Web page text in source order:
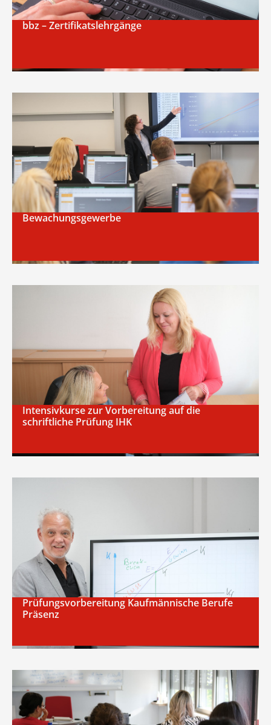
bbz – Zertifikatslehrgänge
Bewachungsgewerbe
Intensivkurse zur Vorbereitung auf die
schriftliche Prüfung IHK
Prüfungsvorbereitung Kaufmännische Berufe
Präsenz